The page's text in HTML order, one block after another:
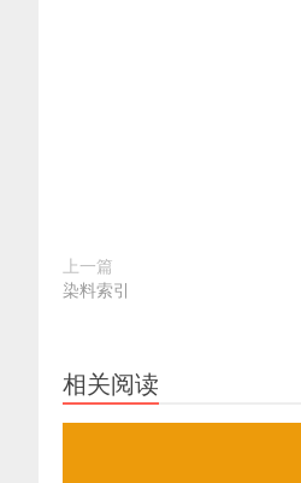
上一篇
染料索引
相关阅读